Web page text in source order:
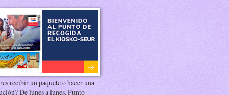
recibir un paquete o hacer una
De lunes a lunes. Punto